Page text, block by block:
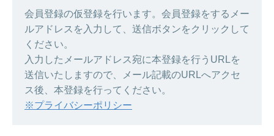
会員登録の仮登録を行います。会員登録をするメー
ルアドレスを入力して、送信ボタンをクリックして
ください。
入力したメールアドレス宛に本登録を行うURLを
送信いたしますので、メール記載のURLへアクセ
ス後、本登録を行ってください。
※プライバシーポリシー